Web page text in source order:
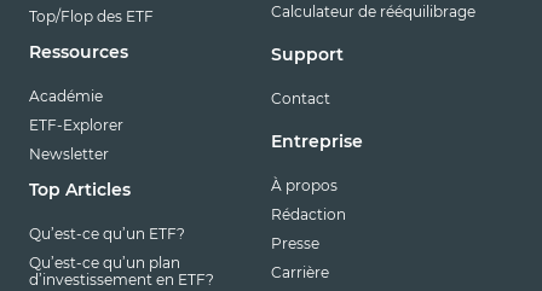
Top/Flop des ETF
Ressources
Académie
ETF-Explorer
Newsletter
Top Articles
Qu’est-ce qu’un ETF?
Qu’est-ce qu’un plan
d’investissement en ETF?
Calculateur de rééquilibrage
Support
Contact
Entreprise
À propos
Rédaction
Presse
Carrière